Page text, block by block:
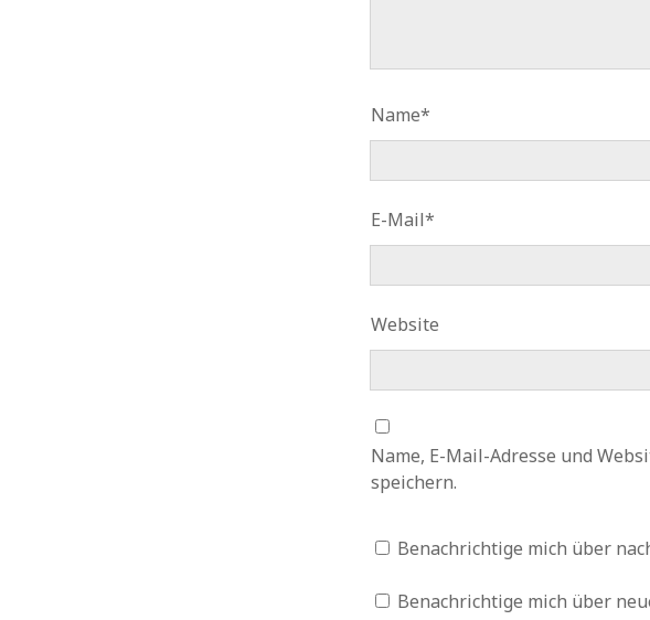
Name*
E-Mail*
Website
Name, E-Mail-Adresse und
speichern.
Benachrichtige mich über
Benachrichtige mich über